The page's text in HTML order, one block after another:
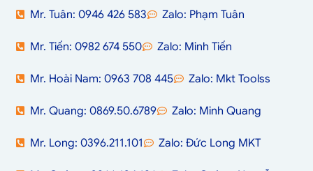
Mr. Tuân: 0946 426 583 Zalo: Phạm Tuân
Mr. Tiến: 0982 674 550 Zalo: Minh Tiến
Mr. Hoài Nam: 0963 708 445 Zalo: Mkt Toolss
Mr. Quang: 0869.50.6789 Zalo: Minh Quang
Mr. Long: 0396.211.101 Zalo: Đức Long MKT